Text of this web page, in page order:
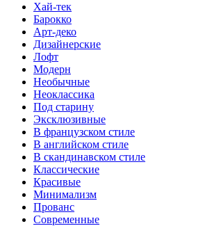
Хай-тек
Барокко
Арт-деко
Дизайнерские
Лофт
Модерн
Необычные
Неоклассика
Под старину
Эксклюзивные
В французском стиле
В английском стиле
В скандинавском стиле
Классические
Красивые
Минимализм
Прованс
Современные